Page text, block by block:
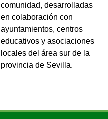
comunidad, desarrolladas
en colaboración con
ayuntamientos, centros
educativos y asociaciones
locales del área sur de la
provincia de Sevilla.